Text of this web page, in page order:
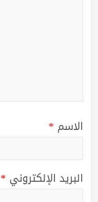
الاسم *
البريد الإلكتروني *